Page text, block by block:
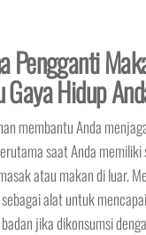
Pengganti
Hidup
membantu Anda
saat Anda
atau makan di luar.
alat untuk
jika dikonsumsi